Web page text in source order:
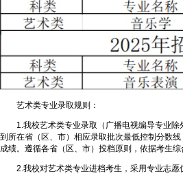
艺术类专业录取规则：
1.我校艺术类专业录取（广播电视编导专业除
到所在省（区、市）相应录取批次最低控制分数
成绩。遵循各省（区、市）投档原则，依据考生综
2.我校对艺术类专业进档考生，采用专业志愿